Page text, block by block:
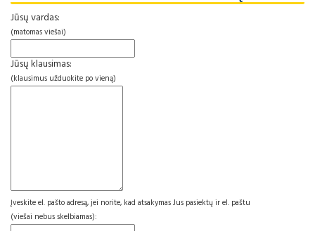
Jūsų vardas:
(matomas viešai)
Jūsų klausimas:
(klausimus užduokite po vieną)
Įveskite el. pašto adresą, jei norite, kad atsakymas Jus pasiektų ir el. paštu
(viešai nebus skelbiamas):